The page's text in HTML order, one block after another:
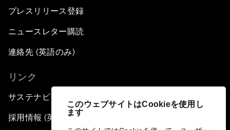
このウェブサイトはCookieを使用し
ます
プレスリリース登録
ニュースレター購読
連絡先 (英語のみ)
リンク
サステナビリティへの取り組み
採用情報 (英語のみ)